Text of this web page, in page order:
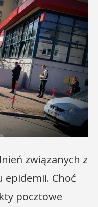
związanych z
epidemii. Choć
pocztowe